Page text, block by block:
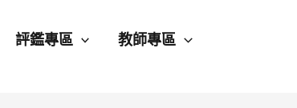
評鑑專區 教師專區